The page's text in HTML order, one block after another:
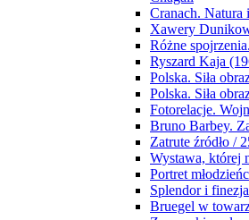
Cranach. Natura
Xawery
Różne
Ryszard Kaja
Polska. Siła
Polska. Siła
Fotorelacje.
Bruno Barbey.
Zatrute źródło /
Wystawa, której
Portret
Splendor i
Bruegel w